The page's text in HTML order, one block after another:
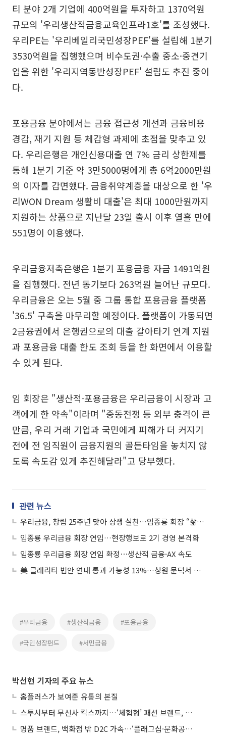
티 분야 2개 기업에 400억원을 투자하고 1370억원
규모의 '우리생산적금융교육인프라1호'를 조성했다.
우리PE는 '우리베일리국민성장PEF'를 설립해 1분기
3530억원을 집행했으며 비수도권·수출 중소·중견기
업을 위한 '우리지역동반성장PEF' 설립도 추진 중이
다.
포용금융 분야에서는 금융 접근성 개선과 금융비용
경감, 재기 지원 등 체감형 과제에 초점을 맞추고 있
다. 우리은행은 개인신용대출 연 7% 금리 상한제를
통해 1분기 기준 약 3만5000명에게 총 6억2000만원
의 이자를 감면했다. 금융취약계층을 대상으로 한 '우
리WON Dream 생활비 대출'은 최대 1000만원까지
지원하는 상품으로 지난달 23일 출시 이후 열흘 만에
551명이 이용했다.
우리금융저축은행은 1분기 포용금융 자금 1491억원
을 집행했다. 전년 동기보다 263억원 늘어난 규모다.
우리금융은 오는 5월 중 그룹 통합 포용금융 플랫폼
'36.5' 구축을 마무리할 예정이다. 플랫폼이 가동되면
2금융권에서 은행권으로의 대출 갈아타기 연계 지원
과 포용금융 대출 한도 조회 등을 한 화면에서 이용할
수 있게 된다.
임 회장은 "생산적·포용금융은 우리금융이 시장과 고
객에게 한 약속"이라며 "중동전쟁 등 외부 충격이 큰
만큼, 우리 거래 기업과 국민에게 피해가 더 커지기
전에 전 임직원이 금융지원의 골든타임을 놓치지 않
도록 속도감 있게 추진해달라"고 당부했다.
관련 뉴스
우리금융, 창립 25주년 맞아 상생 실천…임종룡 회장 “삶에 힘 되는 금융”
임종룡 우리금융 회장 연임…현장행보로 2기 경영 본격화
임종룡 우리금융 회장 연임 확정⋯생산적 금융·AX 속도
美 클래리티 법안 연내 통과 가능성 13%…상원 문턱서 제동
#우리금융 #생산적금융 #포용금융
#국민성장펀드 #서민금융
박선현 기자의 주요 뉴스
홈플러스가 보여준 유통의 본질
스투시부터 무신사 킥스까지…‘체험형’ 패션 브랜드, 잇단 제주행
명품 브랜드, 백화점 밖 D2C 가속…‘플래그십·문화공간’ 전략 눈길